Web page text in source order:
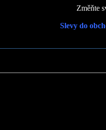
Změňte
Slevy do